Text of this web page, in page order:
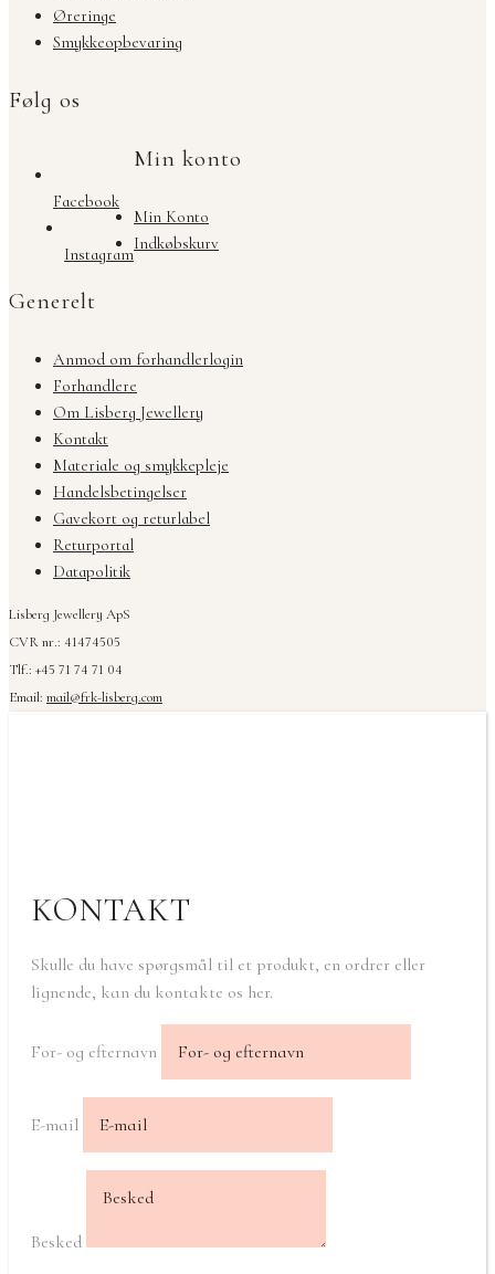
Øreringe
Smykkeopbevaring
Følg os
Facebook
Instagram
Min konto
Min Konto
Indkøbskurv
Generelt
Anmod om forhandlerlogin
Forhandlere
Om Lisberg Jewellery
Kontakt
Materiale og smykkepleje
Handelsbetingelser
Gavekort og returlabel
Returportal
Datapolitik
Lisberg Jewellery ApS
CVR nr.: 41474505
Tlf.: +45 71 74 71 04
Email: mail@frk-lisberg.com
KONTAKT
Skulle du have spørgsmål til et produkt, en ordrer eller
lignende, kan du kontakte os her.
For- og efternavn
E-mail
Besked